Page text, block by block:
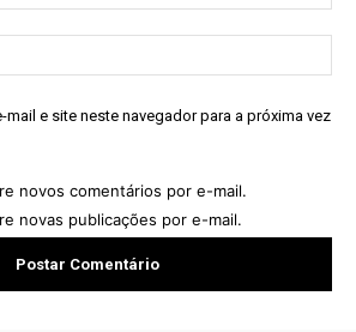
mail e site neste navegador para a próxima vez
novos comentários por e-mail.
novas publicações por e-mail.